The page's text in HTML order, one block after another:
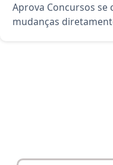
Aprova Concursos
mudanças